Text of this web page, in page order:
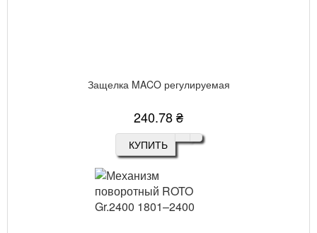
Защелка MACO регулируемая
240.78 ₴
КУПИТЬ